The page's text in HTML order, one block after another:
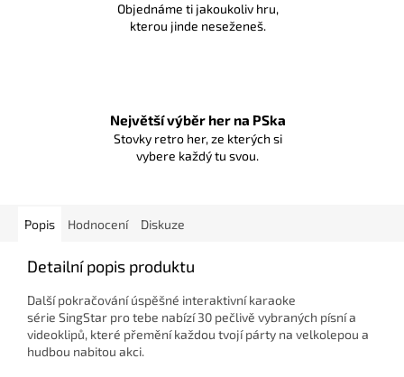
Objednáme ti jakoukoliv hru,
kterou jinde neseženeš.
Největší výběr her na PSka
Stovky retro her, ze kterých si
vybere každý tu svou.
Popis Hodnocení Diskuze
Detailní popis produktu
Další pokračování úspěšné interaktivní karaoke
série SingStar pro tebe nabízí 30 pečlivě vybraných písní a
videoklipů, které přemění každou tvojí párty na velkolepou a
hudbou nabitou akci.